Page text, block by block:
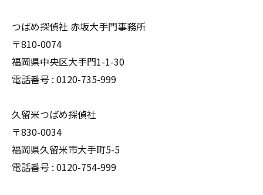
つばめ探偵社 赤坂大手門事務所
〒810-0074
福岡県中央区大手門1-1-30
電話番号 : 0120-735-999
久留米つばめ探偵社
〒830-0034
福岡県久留米市大手町5-5
電話番号 : 0120-754-999